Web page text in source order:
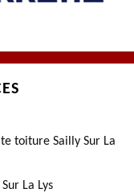
toiture Sailly Sur La
La Lys